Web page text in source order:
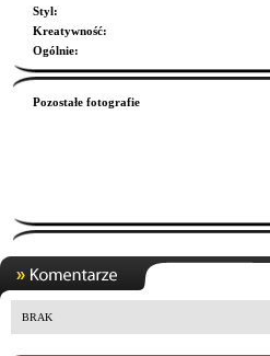
Styl:
Kreatywność:
Ogólnie:
Pozostałe fotografie
BRAK